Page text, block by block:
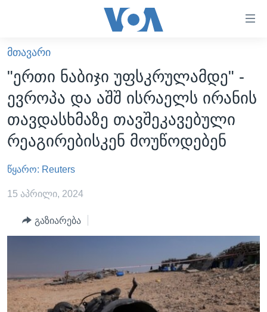
ხელმისაწვდომობისთვის
გადადით
მთავარზე
გადადით
მთავარ
ნავიგაციაზე
გადადით
ძიებაზე
ᲐᲮᲐᲚᲘ ᲐᲛᲑᲔᲑᲘ
ᲡᲐᲥᲐᲠᲗᲕᲔᲚᲝ
ᲐᲨᲨ
ᲐᲨᲨ-ᲘᲡ ᲐᲠᲩᲔᲕᲜᲔᲑᲘ 2024
ᲛᲡᲝᲤᲚᲘᲝ
ᲕᲘᲓᲔᲝᲔᲑᲘ
ᲒᲐᲓᲐᲪᲔᲛᲔᲑᲘ
ᲕᲐᲨᲘᲜᲒᲢᲝᲜᲘ ᲓᲦᲔᲡ
ᲡᲢᲣᲓᲘᲐ ᲕᲐᲨᲘᲜᲒᲢᲝᲜᲘ
ᲡᲮᲕᲐ ᲡᲘᲐᲮᲚᲔᲔᲑᲘ
ᲔᲙᲝᲜᲝᲛᲘᲙᲐ
ᲯᲐᲜᲛᲠᲗᲔᲚᲝᲑᲐ
Learning English
ᲛᲗᲐᲕᲐᲠᲘ
"ერთი ნაბიჯი უფსკრულამდე" -
ევროპა და აშშ ისრაელს ირანის
თავდასხმაზე თავშეკავებული
რეაგირებისკენ მოუწოდებენ
წყარო: Reuters
15 აპრილი, 2024
გაზიარება